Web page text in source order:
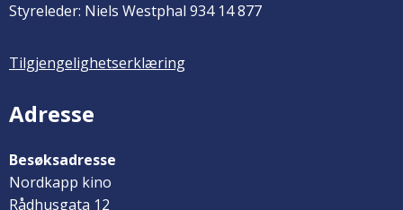
Styreleder: Niels Westphal 934 14 877
Tilgjengelighetserklæring
Adresse
Besøksadresse
Nordkapp kino
Rådhusgata 12